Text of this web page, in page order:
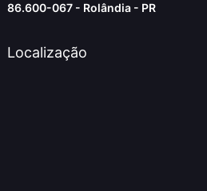
86.600-067 - Rolândia - PR
Localização